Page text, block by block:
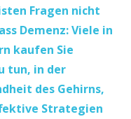
Fragen nicht
Demenz: Viele in
kaufen Sie
tun, in der
des Gehirns,
Strategien